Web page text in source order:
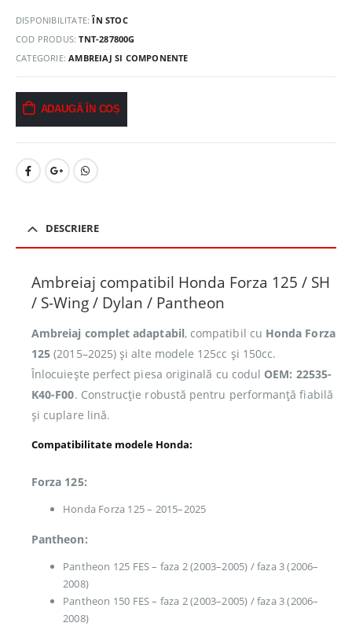
DISPONIBILITATE:ÎN STOC
COD PRODUS:TNT-287800G
CATEGORIE:AMBREIAJ SI COMPONENTE
ADAUGĂ ÎN COȘ
DESCRIERE
Ambreiaj compatibil Honda Forza 125 / SH
/ S-Wing / Dylan / Pantheon
Ambreiaj complet adaptabil, compatibil cu Honda Forza
125 (2015–2025) și alte modele 125cc și 150cc.
Înlocuiește perfect piesa originală cu codul OEM: 22535-
K40-F00. Construcție robustă pentru performanță fiabilă
și cuplare lină.
Compatibilitate modele Honda:
Forza 125:
Honda Forza 125 – 2015–2025
Pantheon:
Pantheon 125 FES – faza 2 (2003–2005) / faza 3 (2006–
2008)
Pantheon 150 FES – faza 2 (2003–2005) / faza 3 (2006–
2008)